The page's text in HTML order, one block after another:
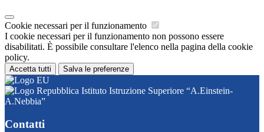
Cookie necessari per il funzionamento
I cookie necessari per il funzionamento non possono essere
disabilitati. È possibile consultare l'elenco nella pagina della cookie
policy.
Accetta tutti Salva le preferenze
Istituto Istruzione Superiore “A.Einstein-
A.Nebbia”
Contatti